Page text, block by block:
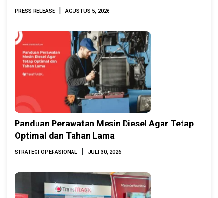
Indonesia Marine & Offshore Expo (IMOX)
PRESS RELEASE | AGUSTUS 5, 2026
Panduan Perawatan Mesin Diesel Agar Tetap
Optimal dan Tahan Lama
STRATEGI OPERASIONAL | JULI 30, 2026